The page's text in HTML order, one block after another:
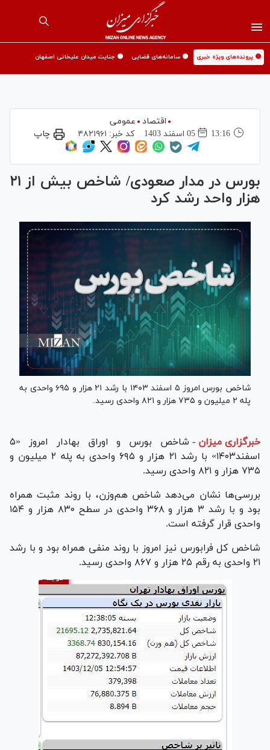
🟡 پرونده‌های ویژه خبری 🟡 سامانه‌های قضایی 🟡 جنایت میدان علیخانی اصفهان
اقتصاد
عمومی
13:16
05 اسفند 1403 کد خبر: ۴۸۲۱۹۶۱ چاپ
بورس در مدار صعودی/ شاخص بیش از ۲۱
هزار واحد رشد کرد
شاخص بورس امروز ۵ اسفند ۱۴۰۳ با رشد ۲۱ هزار و ۶۹۵ واحدی به
پله ۲ میلیون و ۷۳۵ هزار و ۸۲۱ واحدی رسید.
خبرگزاری میزان -
شاخص بورس و اوراق بهادار امروز «۵
اسفند۱۴۰۳» با رشد ۲۱ هزار و ۶۹۵ واحدی به پله ۲ میلیون و
۷۳۵ هزار و ۸۲۱ واحدی رسید.
بررسی‌ها نشان می‌دهد شاخص هم‌وزن، با روند مثبت همراه
بود و با رشد ۳ هزار و ۳۶۸ واحدی در سطح ۸۳۰ هزار و ۱۵۴
واحدی قرار گرفته است.
شاخص کل فرابورس نیز امروز با روند منفی همراه بود و با رشد
۲۱ واحدی به رقم ۲۵ هزار و ۸۶۷ واحدی رسید.